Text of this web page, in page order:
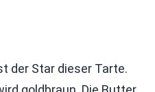
der Star dieser Tarte.